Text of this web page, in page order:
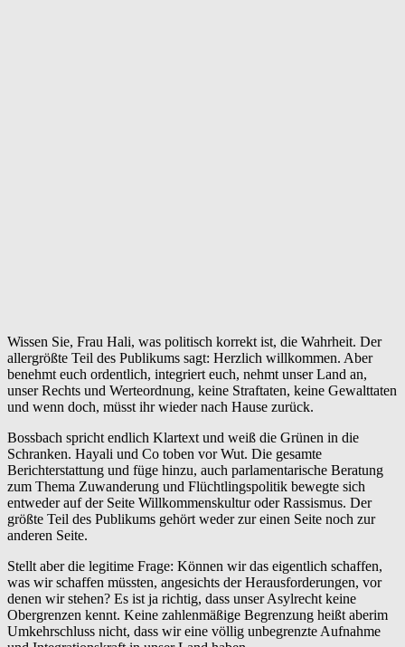
Wissen Sie, Frau Hali, was politisch korrekt ist, die Wahrheit. Der
allergrößte Teil des Publikums sagt: Herzlich willkommen. Aber
benehmt euch ordentlich, integriert euch, nehmt unser Land an,
unser Rechts und Werteordnung, keine Straftaten, keine Gewalttaten
und wenn doch, müsst ihr wieder nach Hause zurück.
Bossbach spricht endlich Klartext und weiß die Grünen in die
Schranken. Hayali und Co toben vor Wut. Die gesamte
Berichterstattung und füge hinzu, auch parlamentarische Beratung
zum Thema Zuwanderung und Flüchtlingspolitik bewegte sich
entweder auf der Seite Willkommenskultur oder Rassismus. Der
größte Teil des Publikums gehört weder zur einen Seite noch zur
anderen Seite.
Stellt aber die legitime Frage: Können wir das eigentlich schaffen,
was wir schaffen müssten, angesichts der Herausforderungen, vor
denen wir stehen? Es ist ja richtig, dass unser Asylrecht keine
Obergrenzen kennt. Keine zahlenmäßige Begrenzung heißt aberim
Umkehrschluss nicht, dass wir eine völlig unbegrenzte Aufnahme